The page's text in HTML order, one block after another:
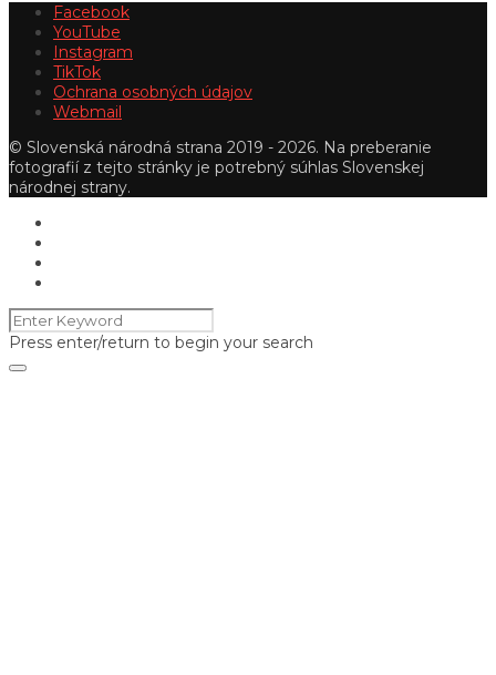
Facebook
YouTube
Instagram
TikTok
Ochrana osobných údajov
Webmail
© Slovenská národná strana 2019 - 2026. Na preberanie
fotografií z tejto stránky je potrebný súhlas Slovenskej
národnej strany.
Press enter/return to begin your search